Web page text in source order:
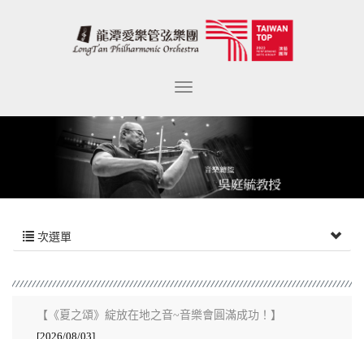
次選單
【《夏之頌》綻放在地之音~音樂會圓滿成功！】
[2026/08/03]